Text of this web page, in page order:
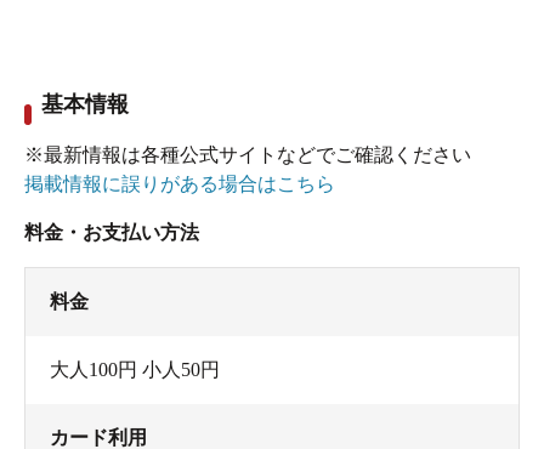
基本情報
※最新情報は各種公式サイトなどでご確認ください
掲載情報に誤りがある場合はこちら
料金・お支払い方法
料金
大人100円 小人50円
カード利用